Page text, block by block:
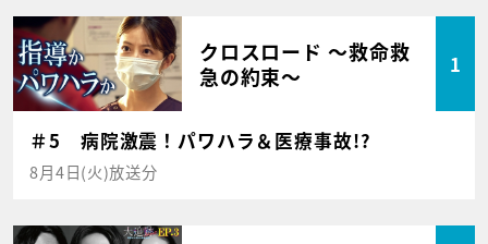
クロスロード ～救命救
急の約束～
1
＃5 病院激震！パワハラ＆医療事故!?
8月4日(火)放送分